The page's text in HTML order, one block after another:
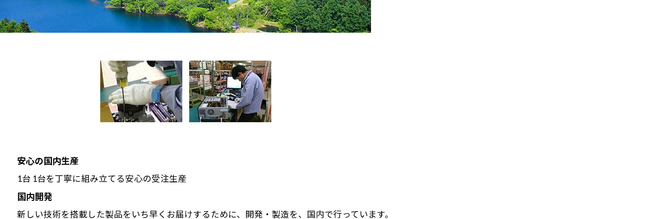
安心の国内生産
1台 1台を丁寧に組み立てる安心の受注生産
国内開発
新しい技術を搭載した製品をいち早くお届けするために、開発・製造を、国内で行っています。